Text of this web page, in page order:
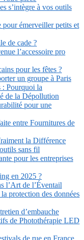
s’intègre à vos outils
émerveiller petits et
de cade ?
l’accessoire pro
pour les fêtes ?
un groupe à Paris
: Pourquoi la
de la Dépollution
pour une
entre Fournitures de
la Différence
sans fil
pour les entreprises
en 2025 ?
l’Art de l’Éventail
protection des données
d’embauche
de Photothérapie LED
de rue en France